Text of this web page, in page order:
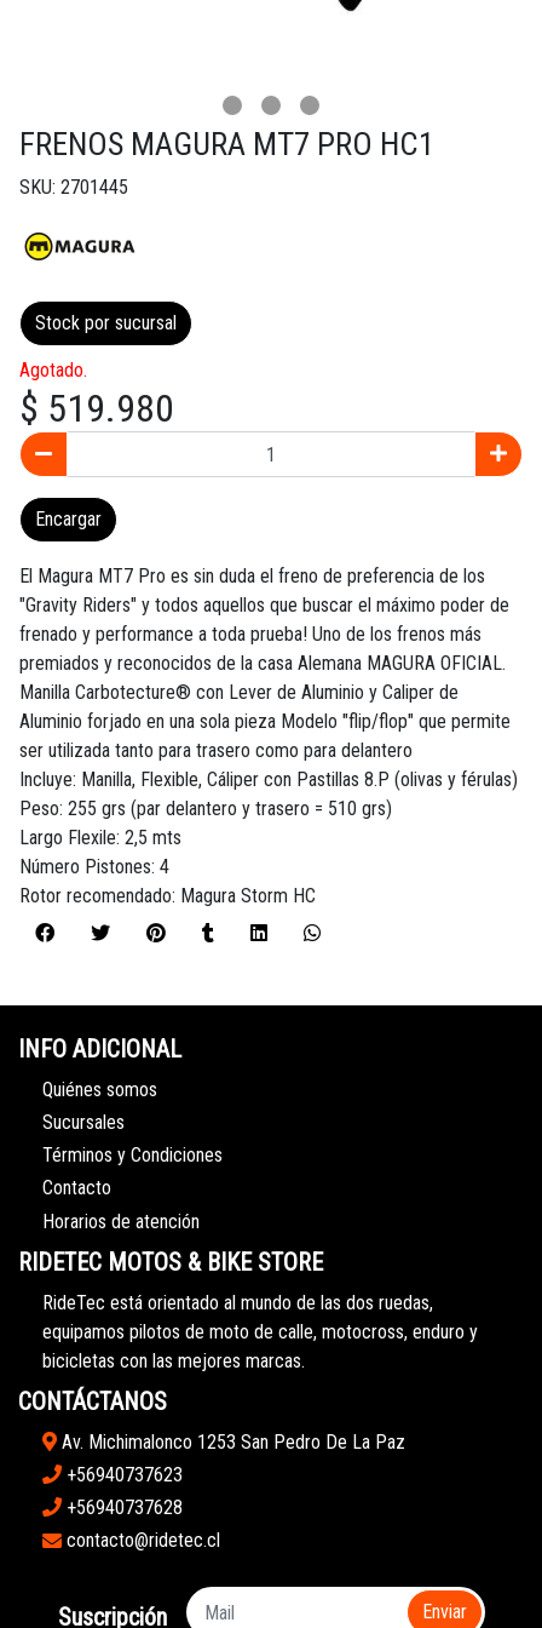
FRENOS MAGURA MT7 PRO HC1
SKU: 2701445
Stock por sucursal
Agotado.
$ 519.980
Encargar
El Magura MT7 Pro es sin duda el freno de preferencia de los
"Gravity Riders" y todos aquellos que buscar el máximo poder de
frenado y performance a toda prueba! Uno de los frenos más
premiados y reconocidos de la casa Alemana MAGURA OFICIAL.
Manilla Carbotecture® con Lever de Aluminio y Caliper de
Aluminio forjado en una sola pieza Modelo "flip/flop" que permite
ser utilizada tanto para trasero como para delantero
Incluye: Manilla, Flexible, Cáliper con Pastillas 8.P (olivas y férulas)
Peso: 255 grs (par delantero y trasero = 510 grs)
Largo Flexile: 2,5 mts
Número Pistones: 4
Rotor recomendado: Magura Storm HC
INFO ADICIONAL
Quiénes somos
Sucursales
Términos y Condiciones
Contacto
Horarios de atención
RIDETEC MOTOS & BIKE STORE
RideTec está orientado al mundo de las dos ruedas,
equipamos pilotos de moto de calle, motocross, enduro y
bicicletas con las mejores marcas.
CONTÁCTANOS
Av. Michimalonco 1253 San Pedro De La Paz
+56940737623
+56940737628
contacto@ridetec.cl
Suscripción Enviar